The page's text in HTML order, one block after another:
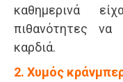
καθημερινά
πιθανότητες να
καρδιά.
2. Χυμός